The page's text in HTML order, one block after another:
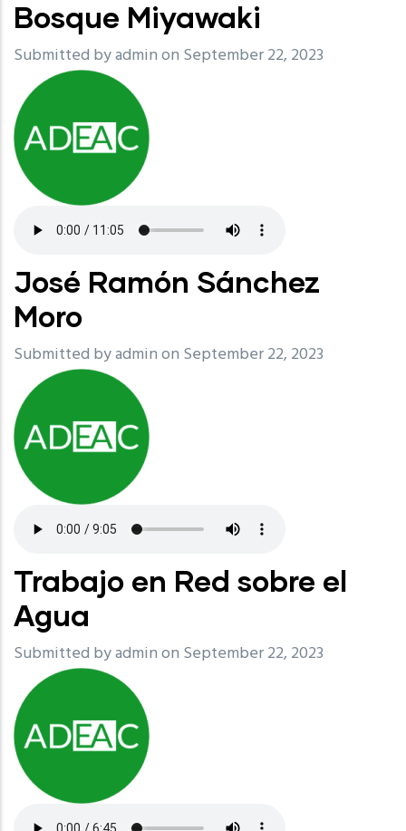
Bosque Miyawaki
Submitted byadminon September 22, 2023
José Ramón Sánchez
Moro
Submitted byadminon September 22, 2023
Trabajo en Red sobre el
Agua
Submitted byadminon September 22, 2023